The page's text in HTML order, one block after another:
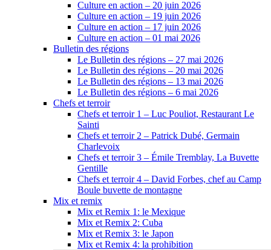
Culture en action – 20 juin 2026
Culture en action – 19 juin 2026
Culture en action – 17 juin 2026
Culture en action – 01 mai 2026
Bulletin des régions
Le Bulletin des régions – 27 mai 2026
Le Bulletin des régions – 20 mai 2026
Le Bulletin des régions – 13 mai 2026
Le Bulletin des régions – 6 mai 2026
Chefs et terroir
Chefs et terroir 1 – Luc Pouliot, Restaurant Le
Sainti
Chefs et terroir 2 – Patrick Dubé, Germain
Charlevoix
Chefs et terroir 3 – Émile Tremblay, La Buvette
Gentille
Chefs et terroir 4 – David Forbes, chef au Camp
Boule buvette de montagne
Mix et remix
Mix et Remix 1: le Mexique
Mix et Remix 2: Cuba
Mix et Remix 3: le Japon
Mix et Remix 4: la prohibition